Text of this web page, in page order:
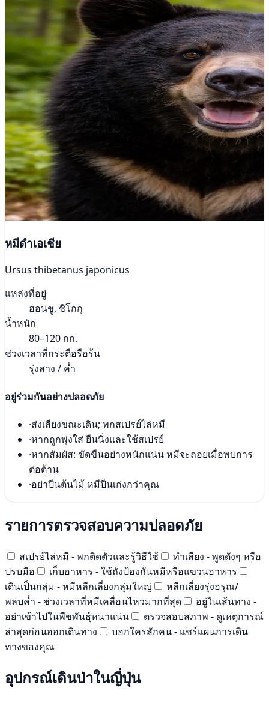
หมีดำเอเชีย
Ursus thibetanus japonicus
แหล่งที่อยู่
ฮอนชู, ชิโกกุ
น้ำหนัก
80–120 กก.
ช่วงเวลาที่กระตือรือร้น
รุ่งสาง / ค่ำ
อยู่ร่วมกันอย่างปลอดภัย
·ส่งเสียงขณะเดิน; พกสเปรย์ไล่หมี
·หากถูกพุ่งใส่ ยืนนิ่งและใช้สเปรย์
·หากสัมผัส: ขัดขืนอย่างหนักแน่น หมีจะถอยเมื่อพบการ
ต่อต้าน
·อย่าปีนต้นไม้ หมีปีนเก่งกว่าคุณ
รายการตรวจสอบความปลอดภัย
สเปรย์ไล่หมี - พกติดตัวและรู้วิธีใช้
ทำเสียง - พูดดังๆ หรือ
ปรบมือ
เก็บอาหาร - ใช้ถังป้องกันหมีหรือแขวนอาหาร
เดินเป็นกลุ่ม - หมีหลีกเลี่ยงกลุ่มใหญ่
หลีกเลี่ยงรุ่งอรุณ/
พลบค่ำ - ช่วงเวลาที่หมีเคลื่อนไหวมากที่สุด
อยู่ในเส้นทาง -
อย่าเข้าไปในพืชพันธุ์หนาแน่น
ตรวจสอบสภาพ - ดูเหตุการณ์
ล่าสุดก่อนออกเดินทาง
บอกใครสักคน - แชร์แผนการเดิน
ทางของคุณ
อุปกรณ์เดินป่าในญี่ปุ่น